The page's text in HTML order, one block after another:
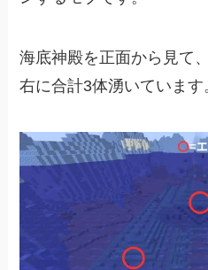
海底神殿を正面から見て
右に合計3体湧いています